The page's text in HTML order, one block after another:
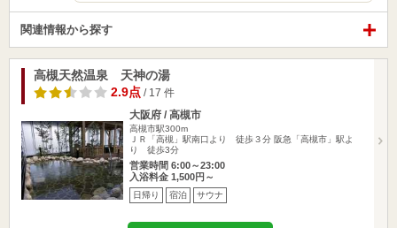
関連情報から探す
高槻天然温泉 天神の湯
2.9点 / 17 件
大阪府 / 高槻市
高槻市駅300m
ＪＲ「高槻」駅南口より 徒歩３分 阪急「高槻市」駅よ
り 徒歩3分
営業時間 6:00～23:00
入浴料金 1,500円～
日帰り 宿泊 サウナ